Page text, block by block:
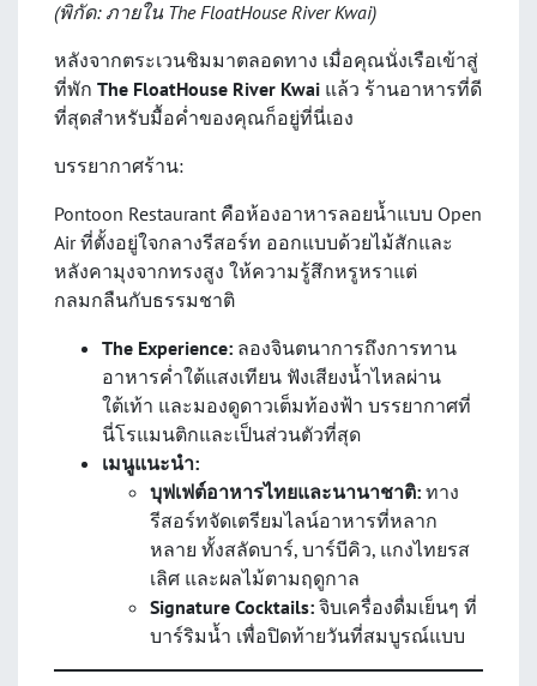
(พิกัด: ภายใน The FloatHouse River Kwai)
หลังจากตระเวนชิมมาตลอดทาง เมื่อคุณนั่งเรือเข้าสู่
ที่พัก The FloatHouse River Kwai แล้ว ร้านอาหารที่ดี
ที่สุดสำหรับมื้อค่ำของคุณก็อยู่ที่นี่เอง
บรรยากาศร้าน:
Pontoon Restaurant คือห้องอาหารลอยน้ำแบบ Open
Air ที่ตั้งอยู่ใจกลางรีสอร์ท ออกแบบด้วยไม้สักและ
หลังคามุงจากทรงสูง ให้ความรู้สึกหรูหราแต่
กลมกลืนกับธรรมชาติ
The Experience: ลองจินตนาการถึงการทาน
อาหารค่ำใต้แสงเทียน ฟังเสียงน้ำไหลผ่าน
ใต้เท้า และมองดูดาวเต็มท้องฟ้า บรรยากาศที่
นี่โรแมนติกและเป็นส่วนตัวที่สุด
เมนูแนะนำ:
บุฟเฟต์อาหารไทยและนานาชาติ: ทาง
รีสอร์ทจัดเตรียมไลน์อาหารที่หลาก
หลาย ทั้งสลัดบาร์, บาร์บีคิว, แกงไทยรส
เลิศ และผลไม้ตามฤดูกาล
Signature Cocktails: จิบเครื่องดื่มเย็นๆ ที่
บาร์ริมน้ำ เพื่อปิดท้ายวันที่สมบูรณ์แบบ